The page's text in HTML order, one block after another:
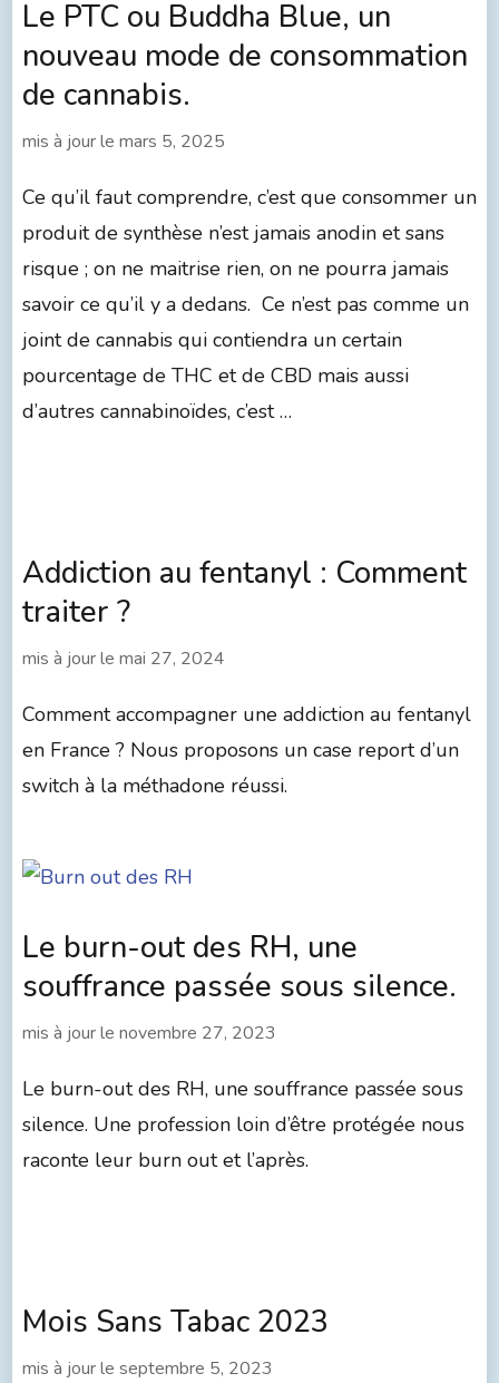
Le PTC ou Buddha Blue, un
nouveau mode de consommation
de cannabis.
mis à jour le mars 5, 2025
Ce qu’il faut comprendre, c’est que consommer un
produit de synthèse n’est jamais anodin et sans
risque ; on ne maitrise rien, on ne pourra jamais
savoir ce qu’il y a dedans. Ce n’est pas comme un
joint de cannabis qui contiendra un certain
pourcentage de THC et de CBD mais aussi
d’autres cannabinoïdes, c’est …
Addiction au fentanyl : Comment
traiter ?
mis à jour le mai 27, 2024
Comment accompagner une addiction au fentanyl
en France ? Nous proposons un case report d’un
switch à la méthadone réussi.
Le burn-out des RH, une
souffrance passée sous silence.
mis à jour le novembre 27, 2023
Le burn-out des RH, une souffrance passée sous
silence. Une profession loin d’être protégée nous
raconte leur burn out et l’après.
Mois Sans Tabac 2023
mis à jour le septembre 5, 2023